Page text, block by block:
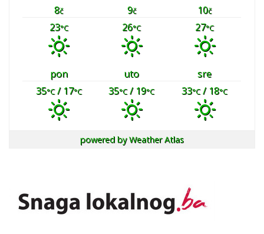
8č 9č 10č
23°C 26°C 27°C
pon uto
sre
35°C/ 17°C 35°C/ 19°C 33°C/ 18°C
powered byWeather Atlas